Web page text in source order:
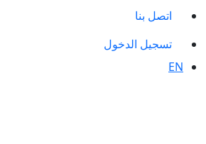
اتصل بنا
تسجيل الدخول
EN